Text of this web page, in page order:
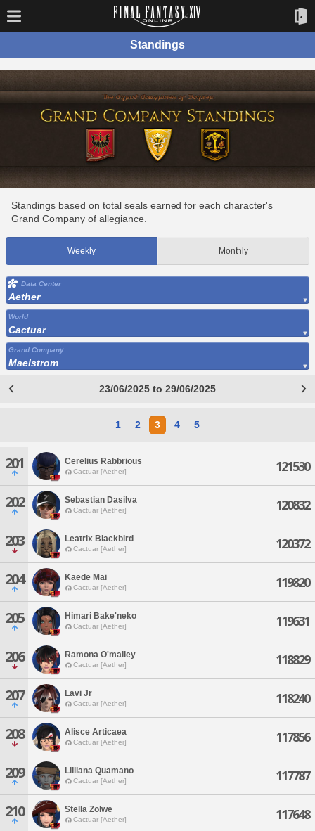
Standings
Standings based on total seals earned for each character's
Grand Company of allegiance.
Weekly Monthly
Data Center
Aether
World
Cactuar
Grand Company
Maelstrom
23/06/2025 to 29/06/2025
1 2 3 4 5
201 Cerelius Rabbrious
Cactuar [Aether] 121530
202 Sebastian Dasilva
Cactuar [Aether] 120832
203 Leatrix Blackbird
Cactuar [Aether] 120372
204 Kaede Mai
Cactuar [Aether] 119820
205 Himari Bake'neko
Cactuar [Aether] 119631
206 Ramona O'malley
Cactuar [Aether] 118829
207 Lavi Jr
Cactuar [Aether] 118240
208 Alisce Articaea
Cactuar [Aether] 117856
209 Lilliana Quamano
Cactuar [Aether] 117787
210 Stella Zolwe
Cactuar [Aether] 117648